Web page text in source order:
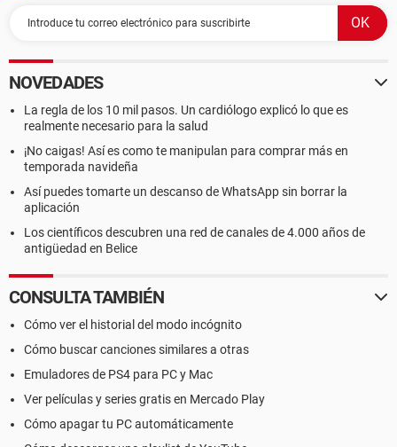
NOVEDADES
La regla de los 10 mil pasos. Un cardiólogo explicó lo que es
realmente necesario para la salud
¡No caigas! Así es como te manipulan para comprar más en
temporada navideña
Así puedes tomarte un descanso de WhatsApp sin borrar la
aplicación
Los científicos descubren una red de canales de 4.000 años de
antigüedad en Belice
CONSULTA TAMBIÉN
Cómo ver el historial del modo incógnito
Cómo buscar canciones similares a otras
Emuladores de PS4 para PC y Mac
Ver películas y series gratis en Mercado Play
Cómo apagar tu PC automáticamente